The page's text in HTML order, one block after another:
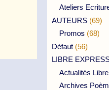
Ateliers
AUTEURS (69)
Promos (68)
Défaut (56)
LIBRE
Actualités
Archives